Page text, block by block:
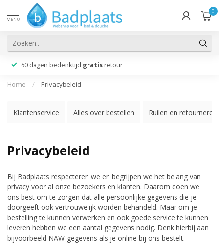
MENU
0
60 dagen bedenktijd gratis retour
Home / Privacybeleid
Klantenservice Alles over bestellen Ruilen en retourneren
Privacybeleid
Bij Badplaats respecteren we en begrijpen we het belang van
privacy voor al onze bezoekers en klanten. Daarom doen we
ons best om te zorgen dat alle persoonlijke gegevens die je
doorgeeft ook vertrouwelijk worden behandeld. Maar om je
bestelling te kunnen verwerken en ook goede service te kunnen
leveren hebben we een aantal gegevens nodig. Denk hierbij aan
bijvoorbeeld NAW-gegevens als je online bij ons bestelt.